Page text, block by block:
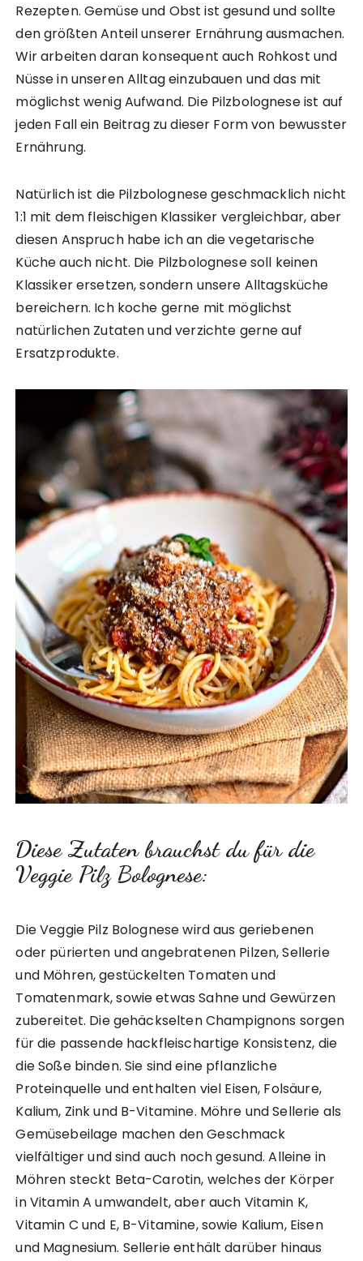
Rezepten. Gemüse und Obst ist gesund und sollte
den größten Anteil unserer Ernährung ausmachen.
Wir arbeiten daran konsequent auch Rohkost und
Nüsse in unseren Alltag einzubauen und das mit
möglichst wenig Aufwand. Die Pilzbolognese ist auf
jeden Fall ein Beitrag zu dieser Form von bewusster
Ernährung.
Natürlich ist die Pilzbolognese geschmacklich nicht
1:1 mit dem fleischigen Klassiker vergleichbar, aber
diesen Anspruch habe ich an die vegetarische
Küche auch nicht. Die Pilzbolognese soll keinen
Klassiker ersetzen, sondern unsere Alltagsküche
bereichern. Ich koche gerne mit möglichst
natürlichen Zutaten und verzichte gerne auf
Ersatzprodukte.
Diese Zutaten brauchst du für die
Veggie Pilz Bolognese:
Die Veggie Pilz Bolognese wird aus geriebenen
oder pürierten und angebratenen Pilzen, Sellerie
und Möhren, gestückelten Tomaten und
Tomatenmark, sowie etwas Sahne und Gewürzen
zubereitet. Die gehäckselten Champignons sorgen
für die passende hackfleischartige Konsistenz, die
die Soße binden. Sie sind eine pflanzliche
Proteinquelle und enthalten viel Eisen, Folsäure,
Kalium, Zink und B-Vitamine. Möhre und Sellerie als
Gemüsebeilage machen den Geschmack
vielfältiger und sind auch noch gesund. Alleine in
Möhren steckt Beta-Carotin, welches der Körper
in Vitamin A umwandelt, aber auch Vitamin K,
Vitamin C und E, B-Vitamine, sowie Kalium, Eisen
und Magnesium. Sellerie enthält darüber hinaus